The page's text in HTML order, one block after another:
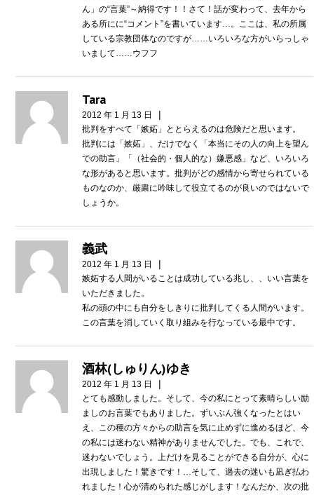
ん」の“言葉”～納得です！！さて！話が変わって、去年から
ある所にに“コメント”を書いています…。ここは、私の所属
している宗教団体なのですが……いろいろな方がいらっしゃ
いまして……ウフフ
Tara
2012 年 1 月 13 日 |
批判をすべて「嫉妬」ととらえるのは危険だと思います。
批判には「嫉妬」、だけでなく「本当にその人の向上を望ん
での助言」「（社会的・個人的な）嫌悪感」など、いろいろ
な形があると思います。批判がどの感情から寄せられている
ものなのか、厳粛に吟味して役立てるのが良いのではないで
しょうか。
義武
2012 年 1 月 13 日 |
嫉妬する人間がいることは成功している兆し、、いい言葉を
いただきました。
私の頭の中にも自分をしきりに批判してくる人間がいます。
この言葉を消していく取り組みを行なっている最中です。
酒林(しゅりん)ゆき
2012 年 1 月 13 日 |
とても感動しました。そして、今の私にとって素晴らしい励
ましのお言葉でもありました。ずいぶん強くなったとはい
え、この種の方々からの助言を気に止めずに進めるほど、今
の私には迷わない精神がありませんでした。でも、これで、
迷わないでしょう。上だけを見ることができる自分が、心に
出現しました！驚きです！…そして、過去の迷いも凪ぎ払わ
れました！心が清められた感じがします！なんだか、次の批